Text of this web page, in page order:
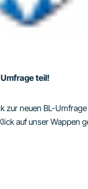
teil!
zur neuen BL-
auf unser Wappen